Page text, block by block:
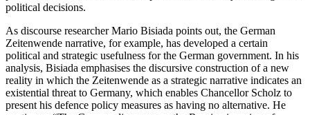
political decisions.
As discourse researcher Mario Bisiada points out, the German
Zeitenwende narrative, for example, has developed a certain
political and strategic usefulness for the German government. In his
analysis, Bisiada emphasises the discursive construction of a new
reality in which the Zeitenwende as a strategic narra­tive indicates an
existential threat to Germany, which enables Chancellor Scholz to
present his defence policy measures as having no alternative. He